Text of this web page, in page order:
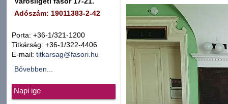
Adószám: 19011383-2-42
Porta: +36-1/321-1200
Titkárság: +36-1/322-4406
E-mail: titkarsag@fasori.hu
Bővebben...
Napi ige